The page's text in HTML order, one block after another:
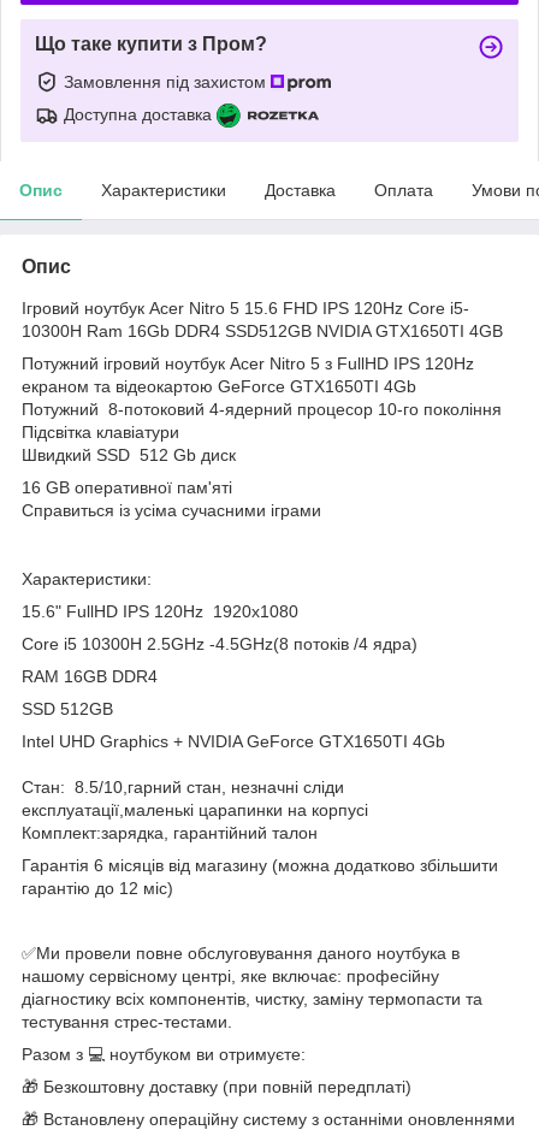
Що таке купити з Пром?
Замовлення під захистом
Доступна доставка
Опис Характеристики Доставка Оплата Умови
Опис
Ігровий ноутбук Acer Nitro 5 15.6 FHD IPS 120Hz Core i5-
10300H Ram 16Gb DDR4 SSD512GB NVIDIA GTX1650TI 4GB
Потужний ігровий ноутбук Acer Nitro 5 з FullHD IPS 120Hz
екраном та відеокартою GeForce GTX1650TI 4Gb
Потужний 8-потоковий 4-ядерний процесор 10-го покоління
Підсвітка клавіатури
Швидкий SSD 512 Gb диск
16 GB оперативної пам'яті
Cправиться із усіма сучасними іграми
Характеристики:
15.6" FullHD IPS 120Hz 1920x1080
Core i5 10300H 2.5GHz -4.5GHz(8 потоків /4 ядра)
RAM 16GB DDR4
SSD 512GB
Intel UHD Graphics + NVIDIA GeForce GTX1650TI 4Gb
Стан: 8.5/10,гарний стан, незначні сліди
експлуатації,маленькі царапинки на корпусі
Комплект:зарядка, гарантійний талон
Гарантія 6 місяців від магазину (можна додатково збільшити
гарантію до 12 міс)
✅Ми провели повне обслуговування даного ноутбука в
нашому сервісному центрі, яке включає: професійну
діагностику всіх компонентів, чистку, заміну термопасти та
тестування стрес-тестами.
Разом з 💻 ноутбуком ви отримуєте:
🎁 Безкоштовну доставку (при повній передплаті)
🎁 Встановлену операційну систему з останніми оновленнями